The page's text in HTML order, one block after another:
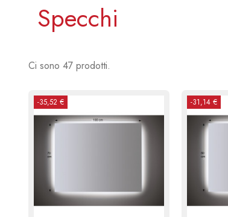
Specchi
Ci sono 47 prodotti.
-35,52 € -31,14 €